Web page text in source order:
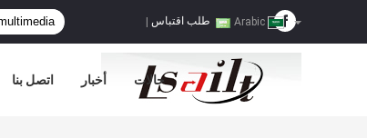
طلب اقتباس
اتصل بنا أخبار حالات